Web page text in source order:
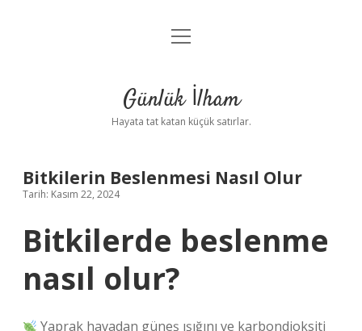
Anasayfa
Yasal Uyarı
menüyü
Günlük İlham
Hayata tat katan küçük satırlar.
Bitkilerin Beslenmesi Nasıl Olur
Tarih: Kasım 22, 2024
Bitkilerde beslenme
nasıl olur?
Yaprak havadan güneş ışığını ve karbondioksiti